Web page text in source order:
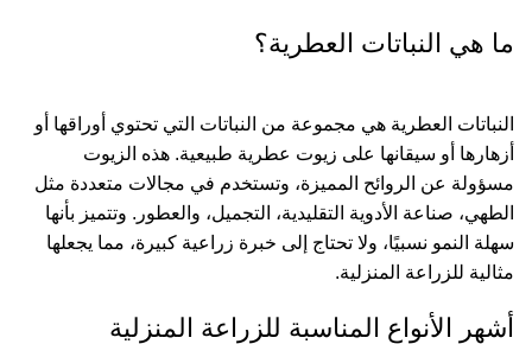
ما هي النباتات العطرية؟
النباتات العطرية هي مجموعة من النباتات التي تحتوي أوراقها أو
أزهارها أو سيقانها على زيوت عطرية طبيعية. هذه الزيوت
مسؤولة عن الروائح المميزة، وتستخدم في مجالات متعددة مثل
الطهي، صناعة الأدوية التقليدية، التجميل، والعطور. وتتميز بأنها
سهلة النمو نسبيًا، ولا تحتاج إلى خبرة زراعية كبيرة، مما يجعلها
مثالية للزراعة المنزلية.
أشهر الأنواع المناسبة للزراعة المنزلية